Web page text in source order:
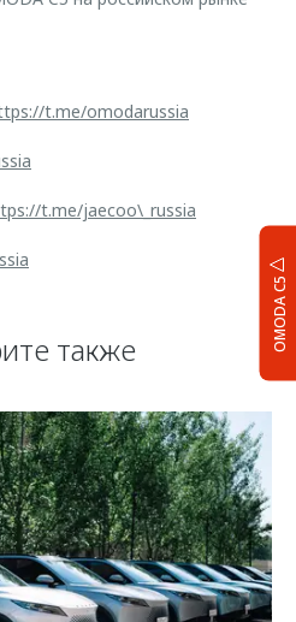
OMODA C5
t.me/omodarussia
t.me/jaecoo\_russia
также